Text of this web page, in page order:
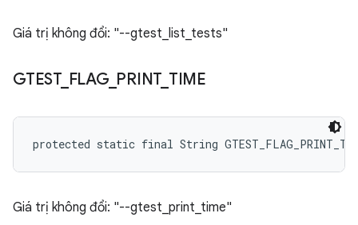
Giá trị không đổi: "--gtest_list_tests"
GTEST_ FLAG_ PRINT_ TIME
protected static final String
Giá trị không đổi: "--gtest_print_time"